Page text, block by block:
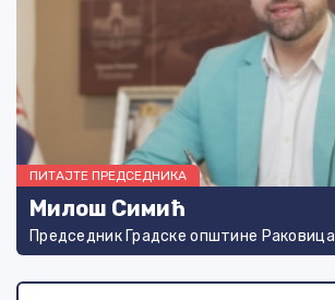
ПИТАЈТЕ ПРЕДСЕДНИКА
Милош Симић
Председник Градске општине Раковица